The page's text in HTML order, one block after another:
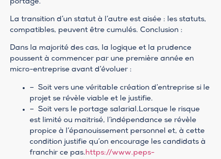
portage.
La transition d’un statut à l’autre est aisée : les statuts,
compatibles, peuvent être cumulés. Conclusion :
Dans la majorité des cas, la logique et la prudence
poussent à commencer par une première année en
micro-entreprise avant d’évoluer :
– Soit vers une véritable création d’entreprise si le
projet se révèle viable et le justifie.
– Soit vers le portage salarial.Lorsque le risque
est limité ou maitrisé, l’indépendance se révèle
propice à l’épanouissement personnel et, à cette
condition justifie qu’on encourage les candidats à
franchir ce pas.https://www.peps-